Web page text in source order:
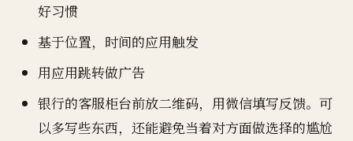
好习惯
基于位置，时间的应用触发
用应用跳转做广告
银行的客服柜台前放二维码，用微信填写反馈。可
以多写些东西，还能避免当着对方面做选择的尴尬